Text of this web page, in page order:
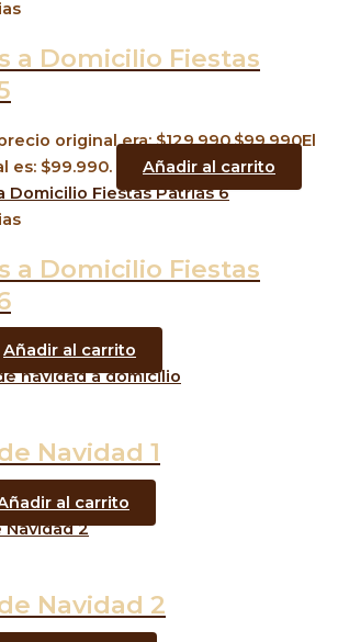
a Domicilio Fiestas
original era: $129.990.$99.990El
es: $99.990.
Añadir al carrito
a Domicilio Fiestas
Añadir al carrito
Navidad 1
al carrito
Navidad 2